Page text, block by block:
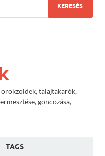
talajtakarók,
gondozása,
TAGS